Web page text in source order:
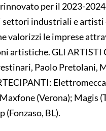
per il 2023-
industriali e artisti
valorizzi le imprese
artistiche. GLI ARTISTI
Paolo Pretolani,
(Verona); Magis
(Fonzaso, BL).